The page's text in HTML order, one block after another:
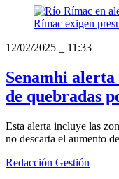
12/02/2025 11:33
Senamhi
de quebradas
Esta alerta incluye las
no descarta el aumento
Redacción Gestión